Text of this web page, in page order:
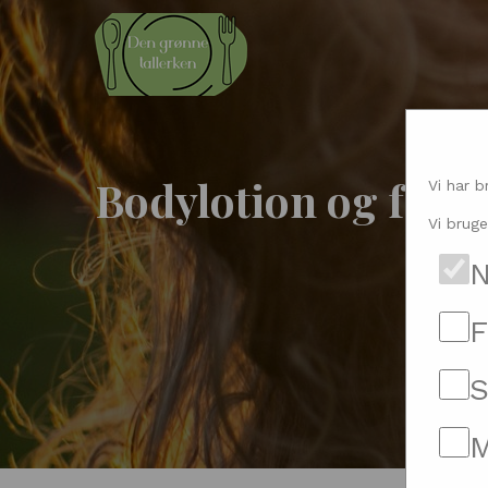
Bodylotion og fast
Vi har
Vi